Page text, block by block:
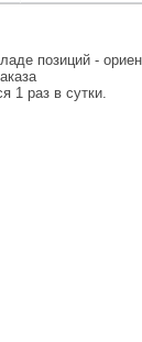
позиций -
1 раз в сутки.